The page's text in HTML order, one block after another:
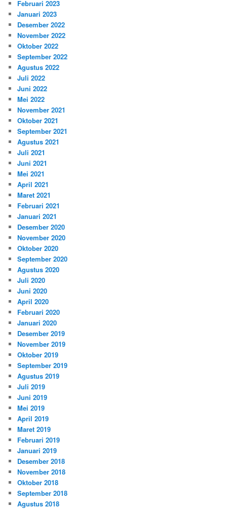
Februari 2023
Januari 2023
Desember 2022
November 2022
Oktober 2022
September 2022
Agustus 2022
Juli 2022
Juni 2022
Mei 2022
November 2021
Oktober 2021
September 2021
Agustus 2021
Juli 2021
Juni 2021
Mei 2021
April 2021
Maret 2021
Februari 2021
Januari 2021
Desember 2020
November 2020
Oktober 2020
September 2020
Agustus 2020
Juli 2020
Juni 2020
April 2020
Februari 2020
Januari 2020
Desember 2019
November 2019
Oktober 2019
September 2019
Agustus 2019
Juli 2019
Juni 2019
Mei 2019
April 2019
Maret 2019
Februari 2019
Januari 2019
Desember 2018
November 2018
Oktober 2018
September 2018
Agustus 2018